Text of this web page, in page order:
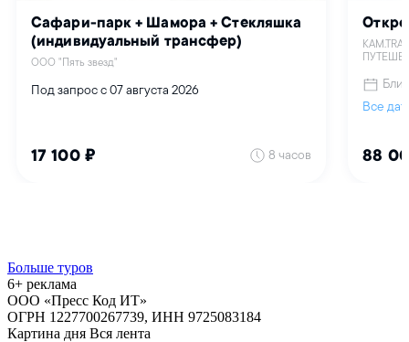
Больше туров
6+ реклама
ООО «Пресс Код ИТ»
ОГРН 1227700267739, ИНН 9725083184
Картина дня Вся лента